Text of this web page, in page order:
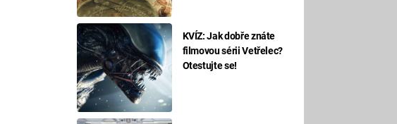
KVÍZ: Jak dobře znáte
filmovou sérii Vetřelec?
Otestujte se!